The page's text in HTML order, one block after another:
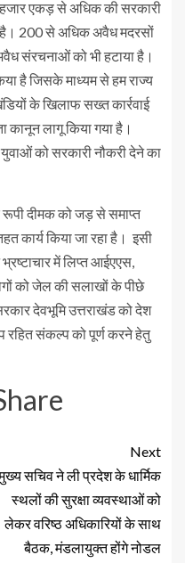
हजार एकड़ से अधिक की सरकारी
है। 200 से अधिक अवैध मदरसों
संरचनाओं को भी हटाया है।
है जिसके माध्यम से हम राज्य
के खिलाफ सख्त कार्रवाई
कानून लागू किया गया है।
को सरकारी नौकरी देने का
रूपी दीमक को जड़ से समाप्त
कार्य किया जा रहा है। इसी
भ्रष्टाचार में लिप्त आईएएस,
को जेल की सलाखों के पीछे
देवभूमि उत्तराखंड को देश
रहित संकल्प को पूर्ण करने हेतु
Next
सचिव ने ली प्रदेश के धार्मिक
स्थलों की सुरक्षा व्यवस्थाओं को
लेकर वरिष्ठ अधिकारियों के साथ
बैठक, मंडलायुक्त होंगे नोडल